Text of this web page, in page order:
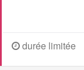
durée limitée